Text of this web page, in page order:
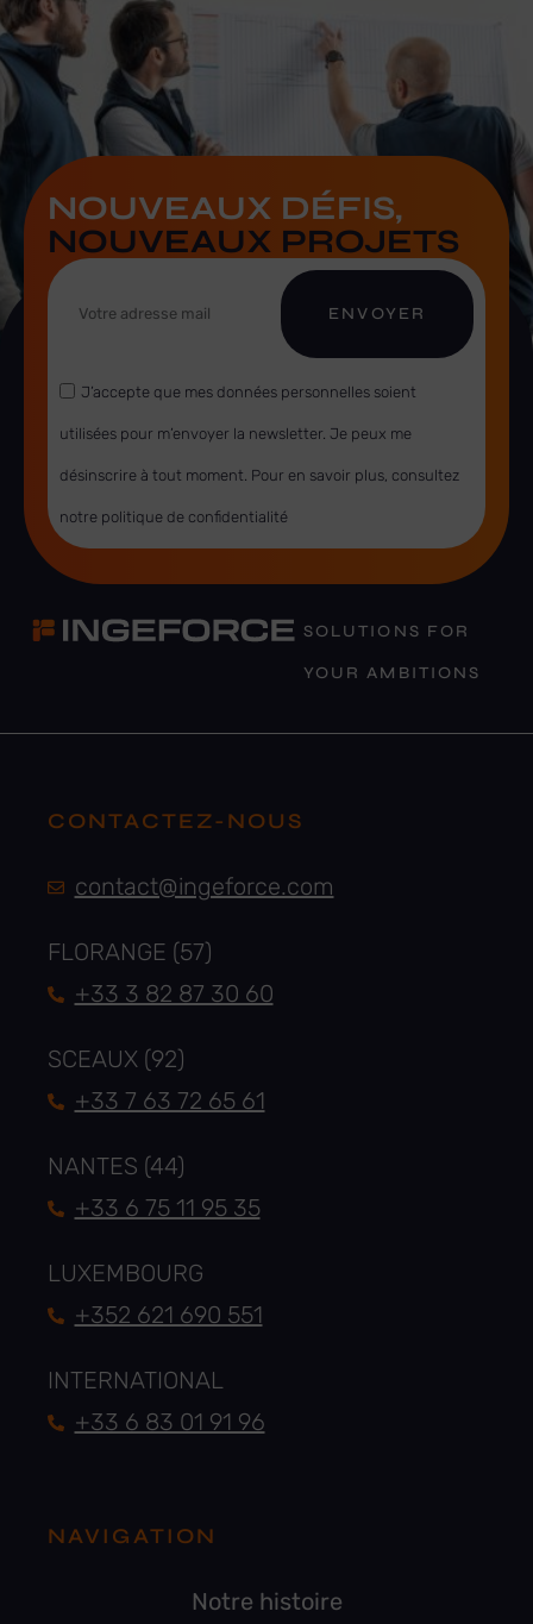
NOUVEAUX DÉFIS,
NOUVEAUX PROJETS
J’accepte que mes données personnelles soient
utilisées pour m’envoyer la newsletter. Je peux me
désinscrire à tout moment. Pour en savoir plus, consultez
notre politique de confidentialité
ENVOYER
SOLUTIONS FOR
YOUR AMBITIONS
CONTACTEZ-NOUS
contact@ingeforce.com
FLORANGE (57)
+33 3 82 87 30 60
SCEAUX (92)
+33 7 63 72 65 61
NANTES (44)
+33 6 75 11 95 35
LUXEMBOURG
+352 621 690 551
INTERNATIONAL
+33 6 83 01 91 96
NAVIGATION
Notre histoire